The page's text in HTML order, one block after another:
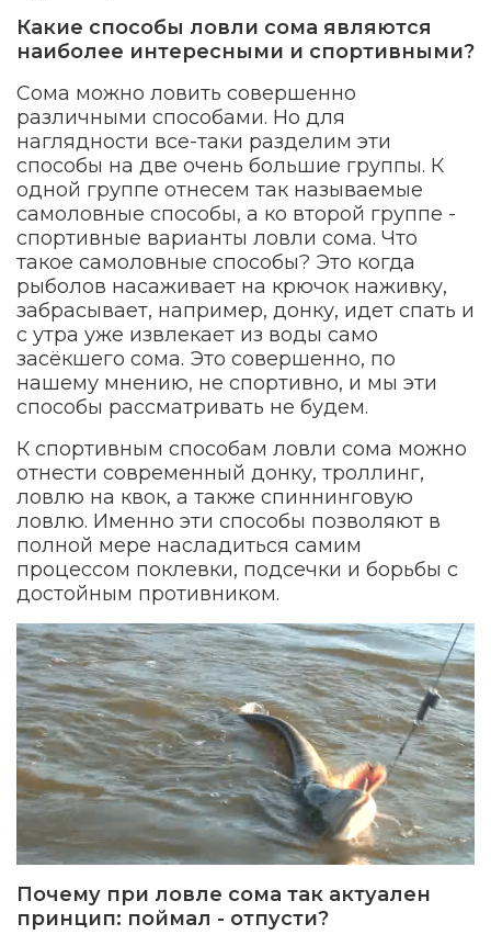
Какие способы ловли сома являются
наиболее интересными и спортивными?
Сома можно ловить совершенно
различными способами. Но для
наглядности все-таки разделим эти
способы на две очень большие группы. К
одной группе отнесем так называемые
самоловные способы, а ко второй группе -
спортивные варианты ловли сома. Что
такое самоловные способы? Это когда
рыболов насаживает на крючок наживку,
забрасывает, например, донку, идет спать и
с утра уже извлекает из воды само
засёкшего сома. Это совершенно, по
нашему мнению, не спортивно, и мы эти
способы рассматривать не будем.
К спортивным способам ловли сома можно
отнести современный донку, троллинг,
ловлю на квок, а также спиннинговую
ловлю. Именно эти способы позволяют в
полной мере насладиться самим
процессом поклевки, подсечки и борьбы с
достойным противником.
Почему при ловле сома так актуален
принцип: поймал - отпусти?